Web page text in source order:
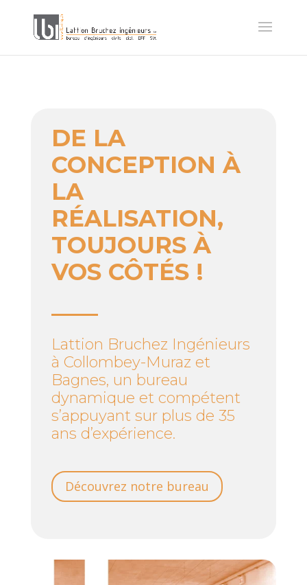
DE LA
CONCEPTION À
LA
RÉALISATION,
TOUJOURS À
VOS CÔTÉS !
Lattion Bruchez Ingénieurs
à Collombey-Muraz et
Bagnes, un bureau
dynamique et compétent
s’appuyant sur plus de 35
ans d’expérience.
Découvrez notre bureau